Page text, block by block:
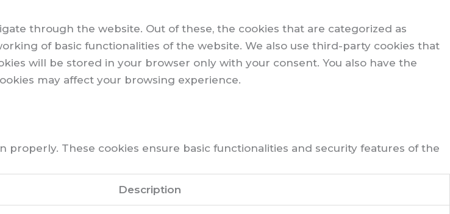
through the website. Out of these, the cookies that are categorized as
of basic functionalities of the website. We also use third-party cookies that
will be stored in your browser only with your consent. You also have the
may affect your browsing experience.
These cookies ensure basic functionalities and security features of the
Description